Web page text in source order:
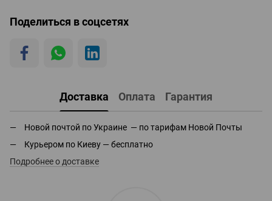
Поделиться в соцсетях
Доставка Оплата Гарантия
Новой почтой по Украине — по тарифам Новой Почты
Курьером по Киеву — бесплатно
Подробнее о доставке